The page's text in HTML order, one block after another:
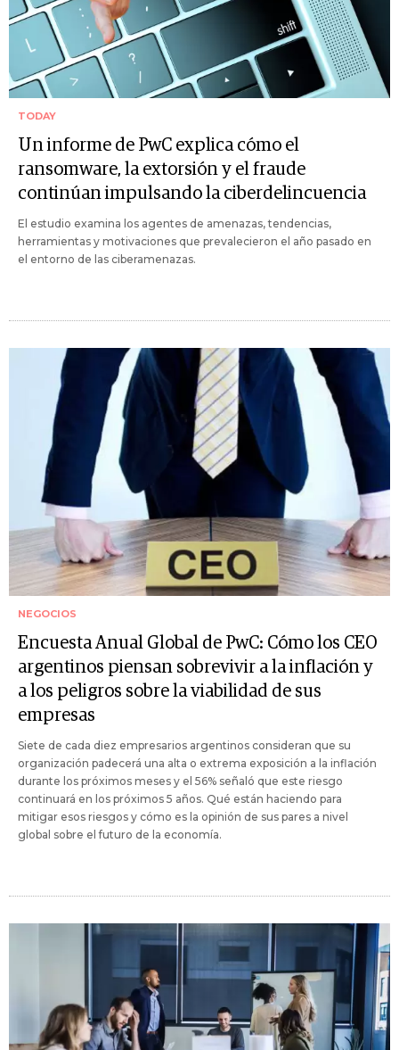
TODAY
Un informe de PwC explica cómo el
ransomware, la extorsión y el fraude
continúan impulsando la ciberdelincuencia
El estudio examina los agentes de amenazas, tendencias,
herramientas y motivaciones que prevalecieron el año pasado en
el entorno de las ciberamenazas.
NEGOCIOS
Encuesta Anual Global de PwC: Cómo los CEO
argentinos piensan sobrevivir a la inflación y
a los peligros sobre la viabilidad de sus
empresas
Siete de cada diez empresarios argentinos consideran que su
organización padecerá una alta o extrema exposición a la inflación
durante los próximos meses y el 56% señaló que este riesgo
continuará en los próximos 5 años. Qué están haciendo para
mitigar esos riesgos y cómo es la opinión de sus pares a nivel
global sobre el futuro de la economía.